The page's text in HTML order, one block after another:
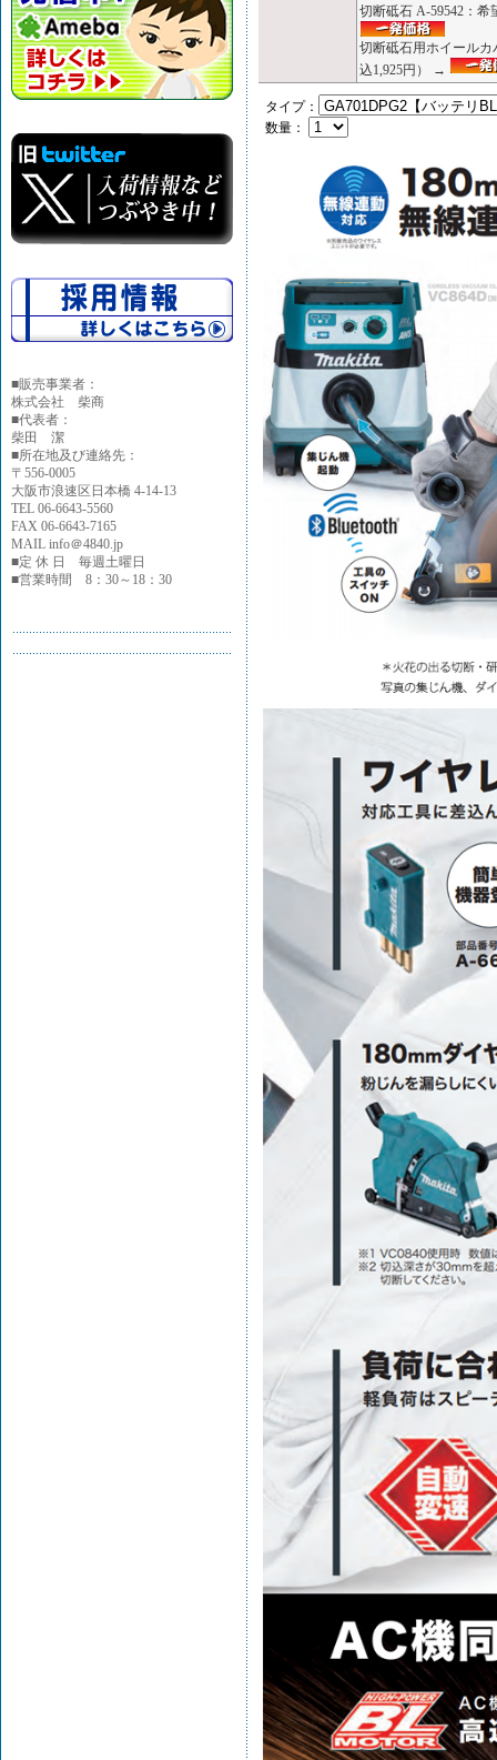
■販売事業者：
株式会社 柴商
■代表者：
柴田 潔
■所在地及び連絡先：
〒556-0005
大阪市浪速区日本橋 4-14-13
TEL 06-6643-5560
FAX 06-6643-7165
MAIL info＠4840.jp
■定 休 日 毎週土曜日
■営業時間 8：30～18：30
切断砥石 A-59542：希
切断砥石用ホイールカ
込1,925円） →
タイプ：
数量：